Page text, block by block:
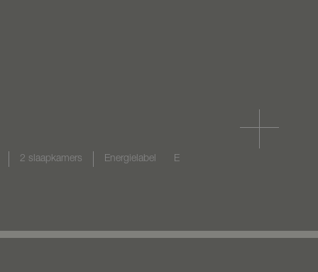
2 slaapkamers Energielabel E